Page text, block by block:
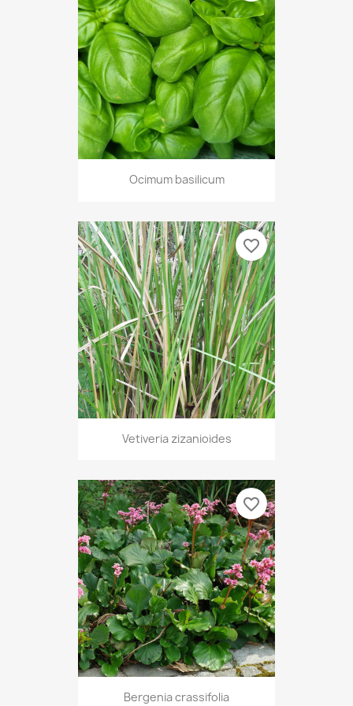
Ocimum basilicum
Vetiveria zizanioides
favorite_border
Bergenia crassifolia
favorite_border